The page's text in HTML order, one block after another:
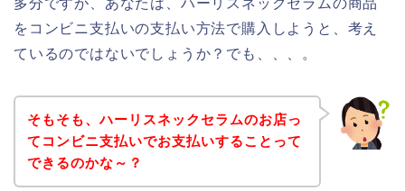
多分ですが、あなたは、ハーリスネックセラムの商品
をコンビニ支払いの支払い方法で購入しようと、考え
ているのではないでしょうか？でも、、、。
そもそも、ハーリスネックセラムのお店っ
てコンビニ支払いでお支払いすることって
できるのかな～？